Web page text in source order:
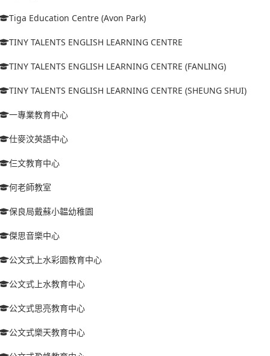
Tiga Education Centre (Avon Park)
TINY TALENTS ENGLISH LEARNING CENTRE
TINY TALENTS ENGLISH LEARNING CENTRE (FANLING)
TINY TALENTS ENGLISH LEARNING CENTRE (SHEUNG SHUI)
一專業教育中心
仕麥汶英語中心
仨文教育中心
何老師教室
保良局戴蘇小韞幼稚園
傑思音樂中心
公文式上水彩園教育中心
公文式上水教育中心
公文式思亮教育中心
公文式樂天教育中心